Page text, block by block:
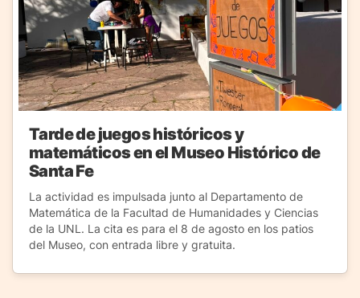
Tarde de juegos históricos y
matemáticos en el Museo Histórico de
Santa Fe
La actividad es impulsada junto al Departamento de
Matemática de la Facultad de Humanidades y Ciencias
de la UNL. La cita es para el 8 de agosto en los patios
del Museo, con entrada libre y gratuita.